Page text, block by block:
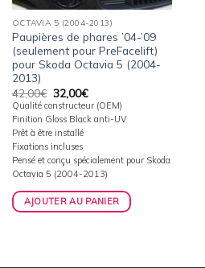
OCTAVIA 5 (2004-2013)
Paupières de phares ’04-’09
(seulement pour PreFacelift)
pour Skoda Octavia 5 (2004-
2013)
42,00€ Le
prix
initial
était :
42,00€.
32,00€Le
prix
actuel
est :
Qualité constructeur (OEM)
Finition Gloss Black anti-UV
Prêt à être installé
Fixations incluses
Pensé et conçu spécialement pour Skoda
Octavia 5 (2004-2013)
AJOUTER AU PANIER